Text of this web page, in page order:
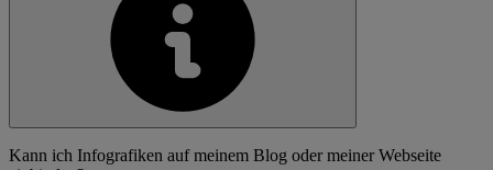
Kann ich Infografiken auf meinem Blog oder meiner Webseite